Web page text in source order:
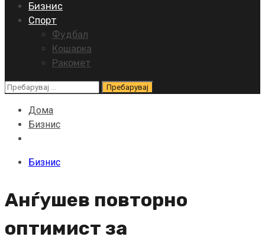
Бизнис
Спорт
Фудбал
Кошарка
Ракомет
Пребарувај
Дома
Бизнис
Бизнис
Анѓушев повторно
оптимист за